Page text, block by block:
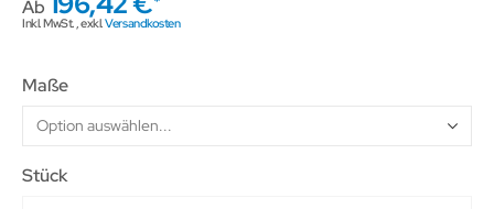
Ab
Inkl. MwSt.,exkl.Versandkosten
Maße
Stück